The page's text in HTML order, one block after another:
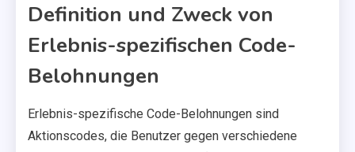
Definition und Zweck von
Erlebnis-spezifischen Code-
Belohnungen
Erlebnis-spezifische Code-Belohnungen sind
Aktionscodes, die Benutzer gegen verschiedene